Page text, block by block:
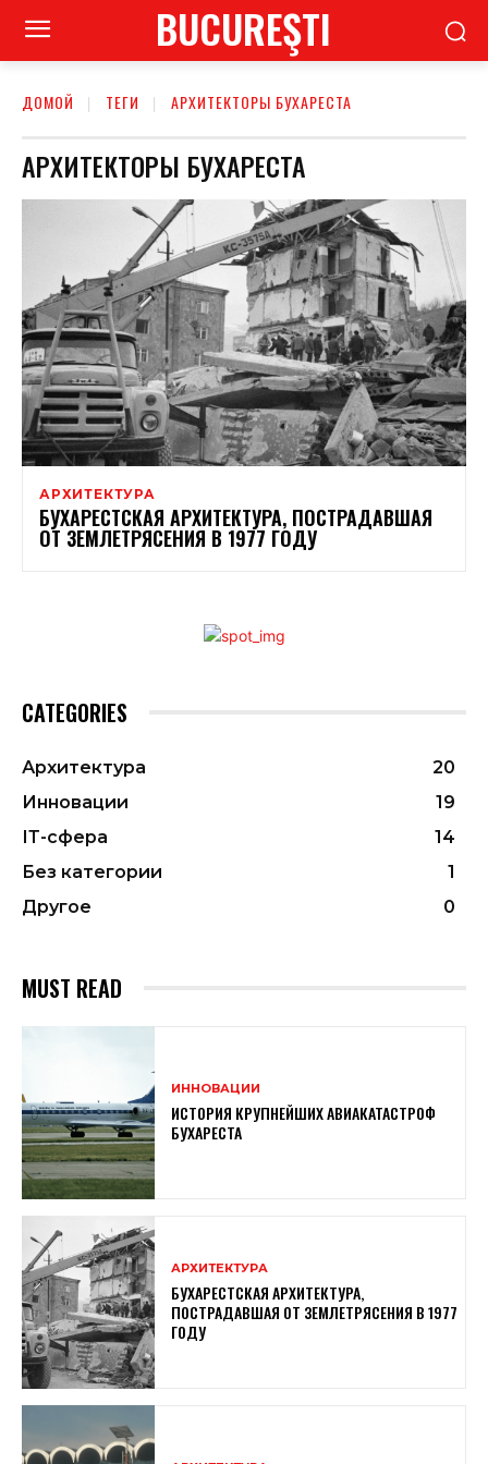
BUCUREŞTI
ДОМОЙ ТЕГИ АРХИТЕКТОРЫ БУХАРЕСТА
АРХИТЕКТОРЫ БУХАРЕСТА
АРХИТЕКТУРА
БУХАРЕСТСКАЯ АРХИТЕКТУРА, ПОСТРАДАВШАЯ
ОТ ЗЕМЛЕТРЯСЕНИЯ В 1977 ГОДУ
CATEGORIES
Архитектура
20
Инновации
19
ІТ-сфера
14
Без категории
1
Другое
0
MUST READ
ИННОВАЦИИ
ИСТОРИЯ КРУПНЕЙШИХ АВИАКАТАСТРОФ
БУХАРЕСТА
АРХИТЕКТУРА
БУХАРЕСТСКАЯ АРХИТЕКТУРА,
ПОСТРАДАВШАЯ ОТ ЗЕМЛЕТРЯСЕНИЯ В 1977
ГОДУ